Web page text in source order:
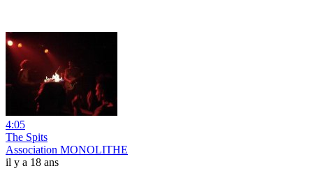
4:05
The Spits
Association MONOLITHE
il y a 18 ans